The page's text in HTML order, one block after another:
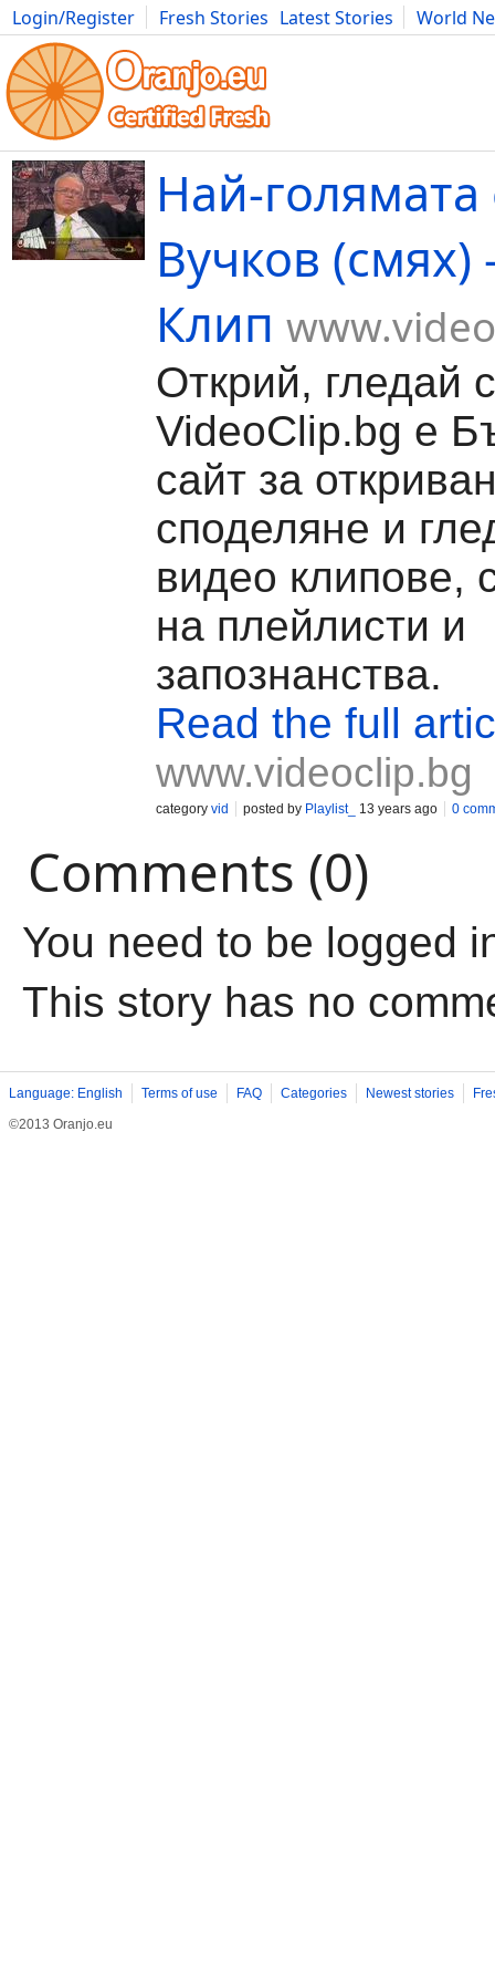
Login/Register Fresh Stories Latest Stories
World
Movies Anime Music Art Cars Advice Science
Най-голямата
Вучков (смях)
Клип
Открий, гледай
VideoClip.bg е
сайт за
споделяне и
видео клипове,
на плейлисти и
запознанства.
Read the full
www.videoclip.bg
category vid posted by Playlist_ 13 years ago 0
Comments (0)
You need to be logged
This story has no
Language: English Terms of use FAQ Categories Newest stories
©2013 Oranjo.eu